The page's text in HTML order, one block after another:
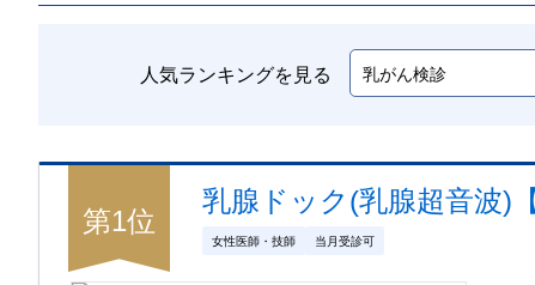
人気ランキングを見る
第1位
乳腺ドック(乳腺超音波)
女性医師・技師 当月受診可